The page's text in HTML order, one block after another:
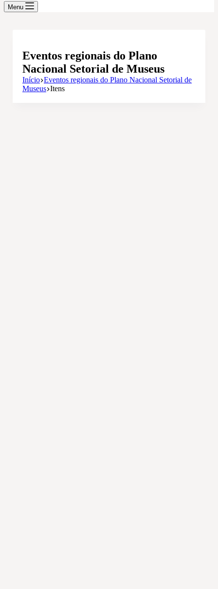
Menu
Eventos regionais do Plano
Nacional Setorial de Museus
Início Eventos regionais do Plano Nacional Setorial de
Museus Itens